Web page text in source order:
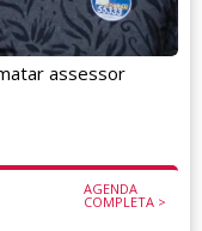
AGENDA
COMPLETA >
assessor